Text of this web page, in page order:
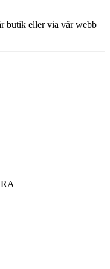
butik eller via vår webb